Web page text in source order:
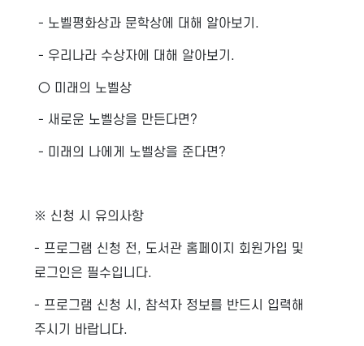
- 노벨평화상과 문학상에 대해 알아보기.
- 우리나라 수상자에 대해 알아보기.
○ 미래의 노벨상
- 새로운 노벨상을 만든다면?
- 미래의 나에게 노벨상을 준다면?
※ 신청 시 유의사항
- 프로그램 신청 전, 도서관 홈페이지 회원가입 및
로그인은 필수입니다.
- 프로그램 신청 시, 참석자 정보를 반드시 입력해
주시기 바랍니다.